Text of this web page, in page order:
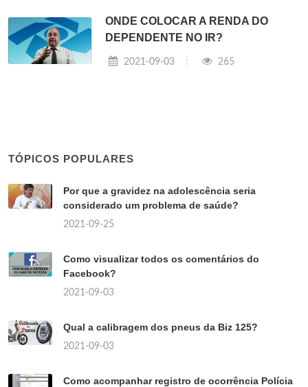
ONDE COLOCAR A RENDA DO
DEPENDENTE NO IR?
2021-09-03 265
TÓPICOS POPULARES
Por que a gravidez na adolescência seria
considerado um problema de saúde?
2021-09-25
Como visualizar todos os comentários do
Facebook?
2021-09-03
Qual a calibragem dos pneus da Biz 125?
2021-09-03
Como acompanhar registro de ocorrência Polícia